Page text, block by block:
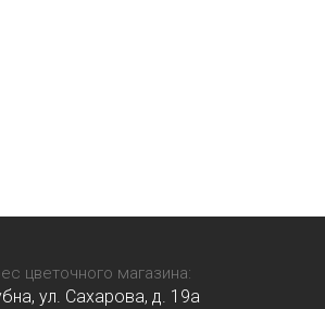
цветочного магазина:
ул. Сахарова, д. 19a